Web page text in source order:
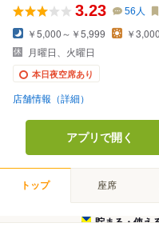
3.23 56 人
￥5,000～￥5,999
￥
月曜日、火曜日
本日夜空席あり
店舗情報（詳細）
アプリで開く
トップ 座席
貯まる・使え